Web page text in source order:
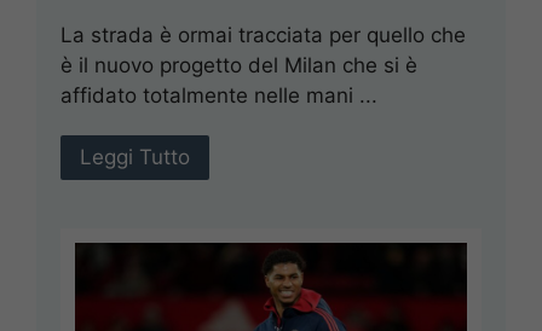
La strada è ormai tracciata per quello che
è il nuovo progetto del Milan che si è
affidato totalmente nelle mani ...
Leggi Tutto